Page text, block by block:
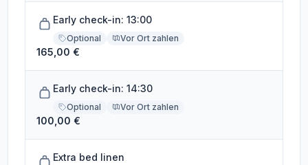
Early check-in: 13:00
Optional Vor Ort zahlen
165,00 €
Early check-in: 14:30
Optional Vor Ort zahlen
100,00 €
Extra bed linen